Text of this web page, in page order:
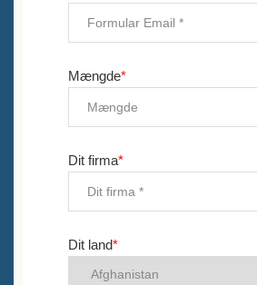
Mængde*
Dit firma*
Dit land*